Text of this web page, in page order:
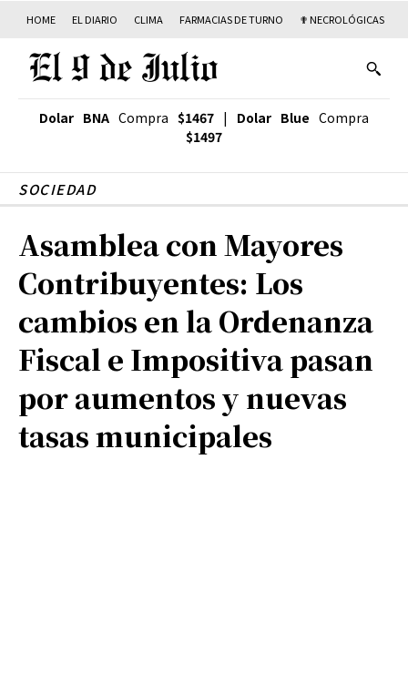
HOME EL DIARIO CLIMA FARMACIAS DE TURNO ✟ NECROLÓGICAS
Dolar BNA Compra $1467 | Dolar Blue Compra
$1497
SOCIEDAD
Asamblea con Mayores
Contribuyentes: Los
cambios en la Ordenanza
Fiscal e Impositiva pasan
por aumentos y nuevas
tasas municipales